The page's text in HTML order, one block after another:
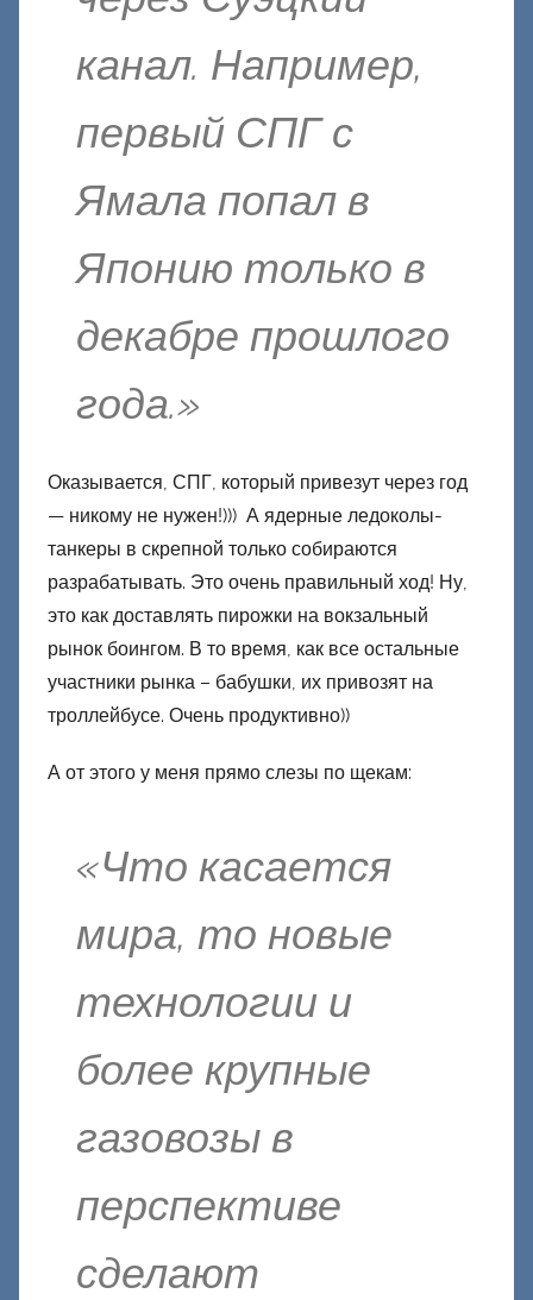
канал. Например,
первый СПГ с
Ямала попал в
Японию только в
декабре прошлого
года.»
Оказывается, СПГ, который привезут через год
— никому не нужен!))) А ядерные ледоколы-
танкеры в скрепной только собираются
разрабатывать. Это очень правильный ход! Ну,
это как доставлять пирожки на вокзальный
рынок боингом. В то время, как все остальные
участники рынка – бабушки, их привозят на
троллейбусе. Очень продуктивно))
А от этого у меня прямо слезы по щекам:
«Что касается
мира, то новые
технологии и
более крупные
газовозы в
перспективе
сделают